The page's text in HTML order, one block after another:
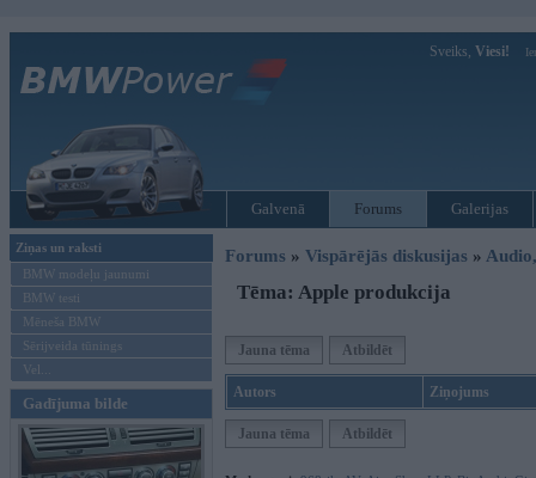
Sveiks, Viesi!
Galvenā Forums Galerijas
Ziņas un raksti
BMW modeļu jaunumi
BMW testi
Mēneša BMW
Sērijveida tūnings
Vel...
Gadījuma bilde
Forums » Vispārējās diskusijas »
Tēma: Apple produkcija
Jauna tēma Atbildēt
Autors Ziņojums
Jauna tēma Atbildēt